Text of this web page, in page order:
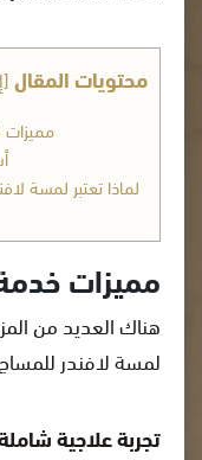
محتويات المقال[
لماذا تعتبر لمسة
مميزات
هناك العديد من
لمسة لافندر
تجربة علاجية